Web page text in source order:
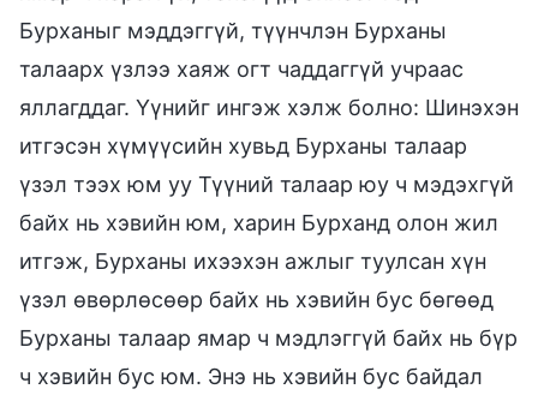
Бурханыг мэддэггүй, түүнчлэн Бурханы
талаарх үзлээ хаяж огт чаддаггүй учраас
яллагддаг. Үүнийг ингэж хэлж болно: Шинэхэн
итгэсэн хүмүүсийн хувьд Бурханы талаар
үзэл тээх юм уу Түүний талаар юу ч мэдэхгүй
байх нь хэвийн юм, харин Бурханд олон жил
итгэж, Бурханы ихээхэн ажлыг туулсан хүн
үзэл өвөрлөсөөр байх нь хэвийн бус бөгөөд
Бурханы талаар ямар ч мэдлэггүй байх нь бүр
ч хэвийн бус юм. Энэ нь хэвийн бус байдал